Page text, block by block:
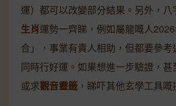
運）都可以改變部分結果。另外，八
生肖運勢一齊睇，例如屬龍嘅人
合」，事業有貴人相助，但都要參考
同時行好運。如果想進一步驗證，甚
或求觀音靈籤 ，睇吓其他玄學工具嘅